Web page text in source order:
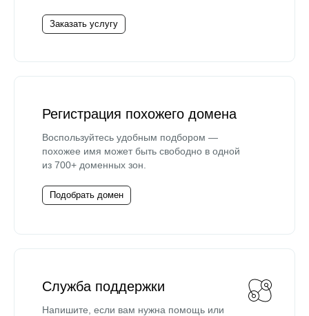
Заказать услугу
Регистрация похожего домена
Воспользуйтесь удобным подбором —
похожее имя может быть свободно в одной
из 700+ доменных зон.
Подобрать домен
Служба поддержки
Напишите, если вам нужна помощь или